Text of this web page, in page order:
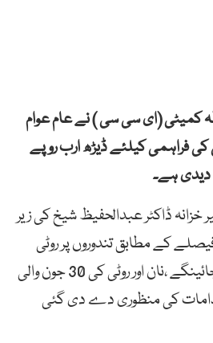
کمیٹی (ای سی سی ) نے عام عوام
کی فراہمی کیلئے ڈیڑھ ارب روپے
ہے۔
خزانہ ڈاکٹر عبدالحفیظ شیخ کی زیر
کے مطابق تندوروں پر روٹی
کے پرانے نرخ بحال کیے جائینگے ،نان اور روٹی کی 30 جون والی
کی منظوری دے دی گئی